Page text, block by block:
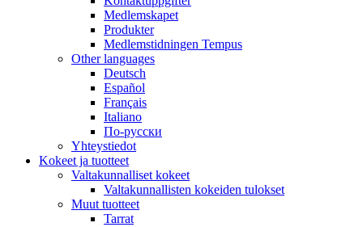
Medlemskapet
Produkter
Medlemstidningen Tempus
Other languages
Deutsch
Español
Français
Italiano
По-русски
Yhteystiedot
Kokeet ja tuotteet
Valtakunnalliset kokeet
Valtakunnallisten kokeiden tulokset
Muut tuotteet
Tarrat